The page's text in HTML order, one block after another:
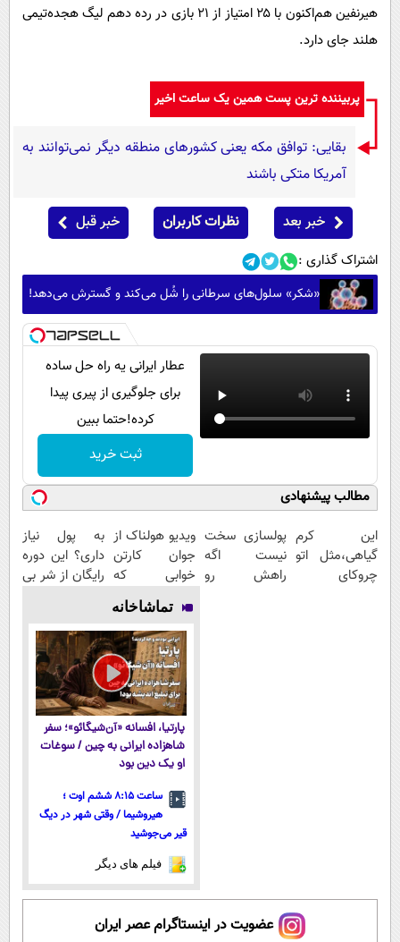
هیرنفین هم‌اکنون با ۲۵ امتیاز از ۲۱ بازی در رده دهم لیگ هجده‌تیمی
هلند جای دارد.
پربیننده ترین پست همین یک ساعت اخیر
بقایی: توافق مکه یعنی کشورهای منطقه دیگر نمی‌توانند به
آمریکا متکی باشند
خبر بعد نظرات کاربران خبر قبل
اشتراک گذاری :
«شکر» سلول‌های سرطانی را شُل می‌کند و گسترش می‌دهد!
عطار ایرانی یه راه حل ساده
برای جلوگیری از پیری پیدا
کرده!حتما ببین
ثبت خرید
مطالب پیشنهادی
این کرم
گیاهی،مثل اتو
چروکای
پولسازی سخت
نیست اگه
راهش رو
ویدیو هولناک از
جوان کارتن
خوابی که
میلیاردر شد.
آموزش رایگان
به پول نیاز
داری؟ این دوره
رایگان از شر بی
تماشاخانه
پارتیا، افسانه «آن‌شیگائو»؛ سفر
شاهزاده ایرانی به چین / سوغات
او یک دین بود
ساعت ۸:۱۵ ششم اوت ؛
هیروشیما / وقتی شهر در دیگ
قیر می‌جوشید
فیلم های دیگر
عضویت در اینستاگرام عصر ایران